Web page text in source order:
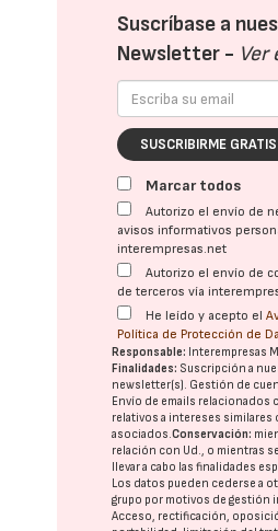
Suscríbase a
Newsletter - Ver
SUSCRIBIRME GRATIS
Marcar todos
Autorizo el envío de
avisos informativos
interempresas.net
Autorizo el envío de
de terceros vía
He leído y acepto el
Política de Protección de
Responsable: Interempresas
Finalidades: Suscripción a
newsletter(s). Gestión de
Envío de emails relacionados
relativos a intereses similares
asociados.Conservación:
relación con Ud., o mientras
llevar a cabo las finalidades
Los datos pueden cederse a
grupo por motivos de gestión
Acceso, rectificación,